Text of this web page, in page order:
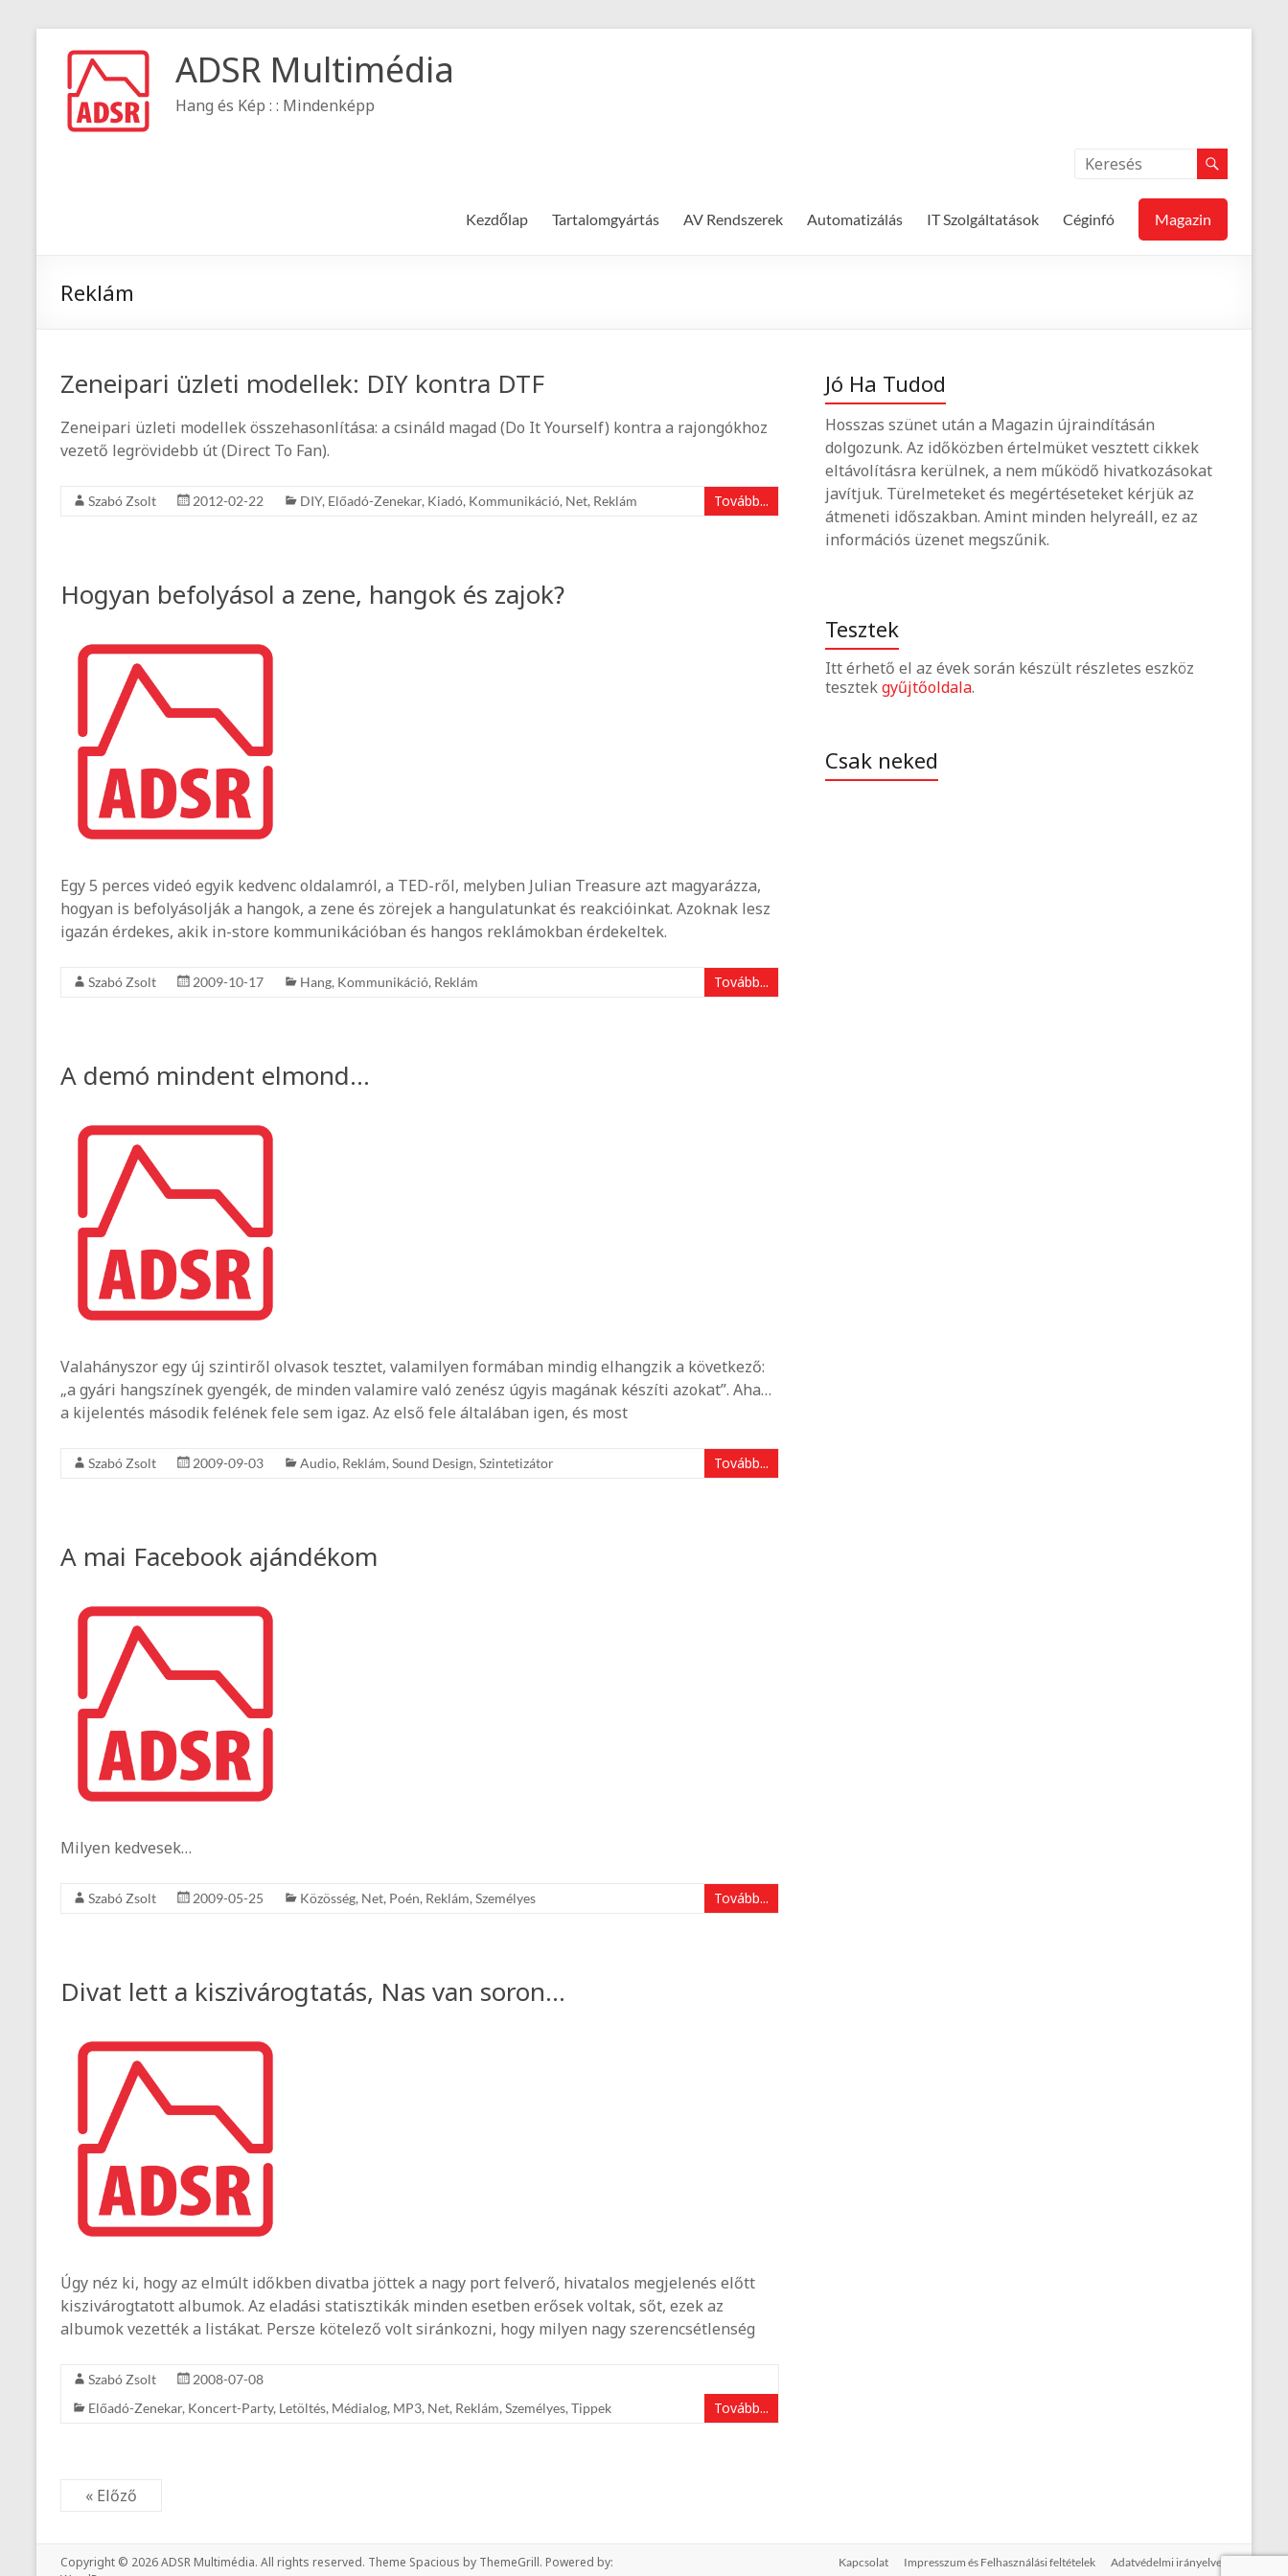
ADSR Multimédia
Hang és Kép : : Mindenképp
Kezdőlap Tartalomgyártás AV Rendszerek Automatizálás IT Szolgáltatások Céginfó Magazin
Reklám
Zeneipari üzleti modellek: DIY kontra DTF
Zeneipari üzleti modellek összehasonlítása: a csináld magad (Do It Yourself) kontra a rajongókhoz
vezető legrövidebb út (Direct To Fan).
Szabó Zsolt 2012-02-22 DIY, Előadó-Zenekar, Kiadó, Kommunikáció, Net, Reklám Tovább...
Hogyan befolyásol a zene, hangok és zajok?
Egy 5 perces videó egyik kedvenc oldalamról, a TED-ről, melyben Julian Treasure azt magyarázza,
hogyan is befolyásolják a hangok, a zene és zörejek a hangulatunkat és reakcióinkat. Azoknak lesz
igazán érdekes, akik in-store kommunikációban és hangos reklámokban érdekeltek.
Szabó Zsolt 2009-10-17 Hang, Kommunikáció, Reklám Tovább...
A demó mindent elmond…
Valahányszor egy új szintiről olvasok tesztet, valamilyen formában mindig elhangzik a következő:
„a gyári hangszínek gyengék, de minden valamire való zenész úgyis magának készíti azokat”. Aha…
a kijelentés második felének fele sem igaz. Az első fele általában igen, és most
Szabó Zsolt 2009-09-03 Audio, Reklám, Sound Design, Szintetizátor Tovább...
A mai Facebook ajándékom
Milyen kedvesek…
Szabó Zsolt 2009-05-25 Közösség, Net, Poén, Reklám, Személyes Tovább...
Divat lett a kiszivárogtatás, Nas van soron…
Úgy néz ki, hogy az elmúlt időkben divatba jöttek a nagy port felverő, hivatalos megjelenés előtt
kiszivárogtatott albumok. Az eladási statisztikák minden esetben erősek voltak, sőt, ezek az
albumok vezették a listákat. Persze kötelező volt siránkozni, hogy milyen nagy szerencsétlenség
Szabó Zsolt
2008-07-08
Előadó-Zenekar, Koncert-Party, Letöltés, Médialog, MP3, Net, Reklám, Személyes, Tippek Tovább...
« Előző
Jó Ha Tudod
Hosszas szünet után a Magazin újraindításán
dolgozunk. Az időközben értelmüket vesztett cikkek
eltávolításra kerülnek, a nem működő hivatkozásokat
javítjuk. Türelmeteket és megértéseteket kérjük az
átmeneti időszakban. Amint minden helyreáll, ez az
információs üzenet megszűnik.
Tesztek
Itt érhető el az évek során készült részletes eszköz
tesztekgyűjtőoldala.
Csak neked
Copyright © 2026ADSR Multimédia. All rights reserved. Theme Spacious by ThemeGrill. Powered by:
Kapcsolat Impresszum és Felhasználási feltételek Adatvédelmi irányelvek